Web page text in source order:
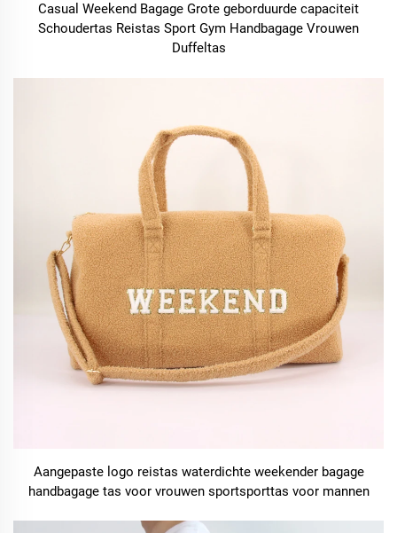
Casual Weekend Bagage Grote geborduurde capaciteit
Schoudertas Reistas Sport Gym Handbagage Vrouwen
Duffeltas
Aangepaste logo reistas waterdichte weekender bagage
handbagage tas voor vrouwen sportsporttas voor mannen